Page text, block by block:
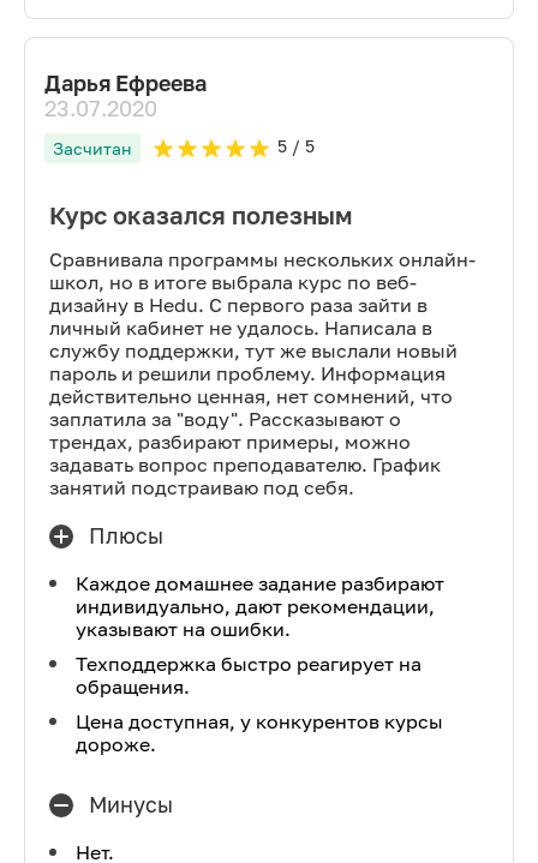
Дарья Ефреева
23.07.2020
Засчитан 5/ 5
Курс оказался полезным
Сравнивала программы нескольких онлайн-
школ, но в итоге выбрала курс по веб-
дизайну в Hedu. С первого раза зайти в
личный кабинет не удалось. Написала в
службу поддержки, тут же выслали новый
пароль и решили проблему. Информация
действительно ценная, нет сомнений, что
заплатила за "воду". Рассказывают о
трендах, разбирают примеры, можно
задавать вопрос преподавателю. График
занятий подстраиваю под себя.
Плюсы
Каждое домашнее задание разбирают
индивидуально, дают рекомендации,
указывают на ошибки.
Техподдержка быстро реагирует на
обращения.
Цена доступная, у конкурентов курсы
дороже.
Минусы
Нет.